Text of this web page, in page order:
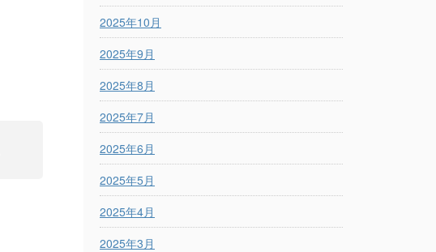
2025年10月
2025年9月
2025年8月
2025年7月
2025年6月
2025年5月
2025年4月
2025年3月